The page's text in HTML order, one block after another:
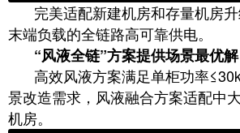
完美适配新建机房和存量机房
末端负载的全链路高可靠供电。
“风液全链”方案提供场景最优
高效风液方案满足单柜功率
景改造需求，风液融合方案适配中
机房。